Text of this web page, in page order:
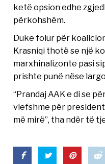
ketë opsion edhe
përkohshëm.
Duke folur për
Krasniqi thotë se një
marxhinalizonte pasi
prishte punë nëse
“Prandaj AAK e di se
vlefshme për
më mirë”, tha ndër të